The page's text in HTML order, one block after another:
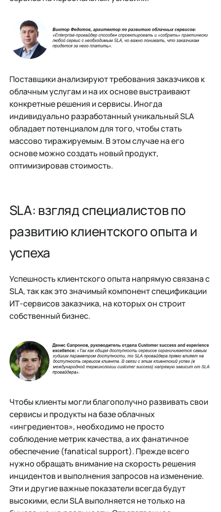
Поставщики анализируют требования заказчиков к
облачным услугам и на их основе выстраивают
конкретные решения и сервисы. Иногда
индивидуально разработанный уникальный SLA
обладает потенциалом для того, чтобы стать
массово тиражируемым. В этом случае на его
основе можно создать новый продукт,
оптимизировав стоимость.
SLA: взгляд специалистов по
развитию клиентского опыта и
успеха
Успешность клиентского опыта напрямую связана с
SLA, так как это значимый компонент спецификации
ИТ-сервисов заказчика, на которых он строит
собственный бизнес.
Чтобы клиенты могли благополучно развивать свои
сервисы и продукты на базе облачных
«ингредиентов», необходимо не просто
соблюдение метрик качества, а их фанатичное
обеспечение (fanatical support). Прежде всего
нужно обращать внимание на скорость решения
инцидентов и выполнения запросов на изменение.
Эти и другие важные показатели всегда будут
высокими, если SLA выполняется не только на